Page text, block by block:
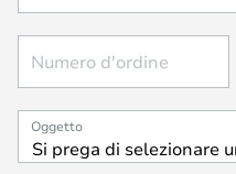
Numero d'ordine
Oggetto